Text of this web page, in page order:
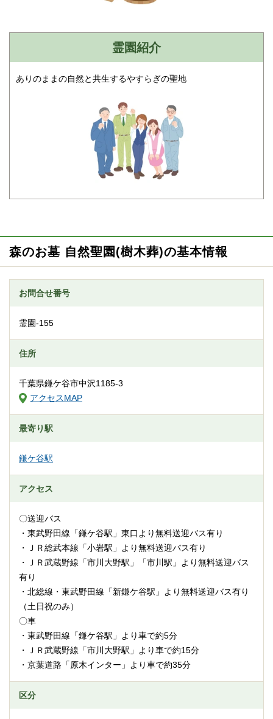
霊園紹介
ありのままの自然と共生するやすらぎの聖地
森のお墓 自然聖園(樹木葬)の基本情報
お問合せ番号
霊園-155
住所
千葉県鎌ケ谷市中沢1185-3
アクセスMAP
最寄り駅
鎌ケ谷駅
アクセス
〇送迎バス
・東武野田線「鎌ケ谷駅」東口より無料送迎バス有り
・ＪＲ総武本線「小岩駅」より無料送迎バス有り
・ＪＲ武蔵野線「市川大野駅」「市川駅」より無料送迎バス
有り
・北総線・東武野田線「新鎌ケ谷駅」より無料送迎バス有り
（土日祝のみ）
〇車
・東武野田線「鎌ケ谷駅」より車で約5分
・ＪＲ武蔵野線「市川大野駅」より車で約15分
・京葉道路「原木インター」より車で約35分
区分